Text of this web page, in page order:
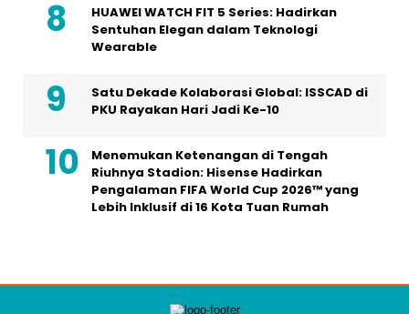
HUAWEI WATCH FIT 5 Series: Hadirkan
Sentuhan Elegan dalam Teknologi
Wearable
Satu Dekade Kolaborasi Global: ISSCAD di
PKU Rayakan Hari Jadi Ke-10
Menemukan Ketenangan di Tengah
Riuhnya Stadion: Hisense Hadirkan
Pengalaman FIFA World Cup 2026™ yang
Lebih Inklusif di 16 Kota Tuan Rumah